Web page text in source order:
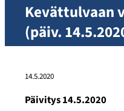
Kevättulvaan
(päiv.
14.5.2020
Päivitys 14.5.2020